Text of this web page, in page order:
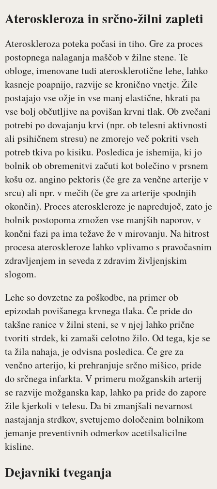
Ateroskleroza in srčno-žilni zapleti
Ateroskleroza poteka počasi in tiho. Gre za proces
postopnega nalaganja maščob v žilne stene. Te
obloge, imenovane tudi aterosklerotične lehe, lahko
kasneje poapnijo, razvije se kronično vnetje. Žile
postajajo vse ožje in vse manj elastične, hkrati pa
vse bolj občutljive na povišan krvni tlak. Ob zvečani
potrebi po dovajanju krvi (npr. ob telesni aktivnosti
ali psihičnem stresu) ne zmorejo več pokriti vseh
potreb tkiva po kisiku. Posledica je ishemija, ki jo
bolnik ob obremenitvi začuti kot bolečino v prsnem
košu oz. angino pektoris (če gre za venčne arterije v
srcu) ali npr. v mečih (če gre za arterije spodnjih
okončin). Proces ateroskleroze je napredujoč, zato je
bolnik postopoma zmožen vse manjših naporov, v
končni fazi pa ima težave že v mirovanju. Na hitrost
procesa ateroskleroze lahko vplivamo s pravočasnim
zdravljenjem in seveda z zdravim življenjskim
slogom.
Lehe so dovzetne za poškodbe, na primer ob
epizodah povišanega krvnega tlaka. Če pride do
takšne ranice v žilni steni, se v njej lahko prične
tvoriti strdek, ki zamaši celotno žilo. Od tega, kje se
ta žila nahaja, je odvisna posledica. Če gre za
venčno arterijo, ki prehranjuje srčno mišico, pride
do srčnega infarkta. V primeru možganskih arterij
se razvije možganska kap, lahko pa pride do zapore
žile kjerkoli v telesu. Da bi zmanjšali nevarnost
nastajanja strdkov, svetujemo določenim bolnikom
jemanje preventivnih odmerkov acetilsalicilne
kisline.
Dejavniki tveganja